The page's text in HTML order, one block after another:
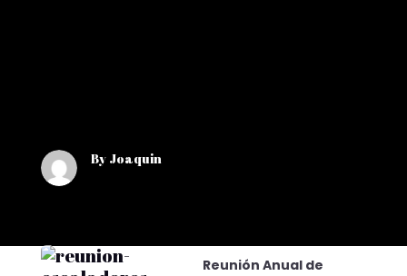
By Joaquin
Reunión Anual de